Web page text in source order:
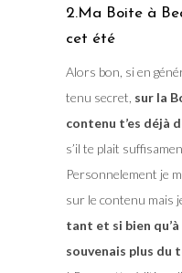
2.Ma Boite à
cet été
Alors bon, si en
tenu secret, sur la
contenu t’es déjà
s’il te plait
Personnelement je
sur le contenu mais
tant et si bien
souvenais plus du